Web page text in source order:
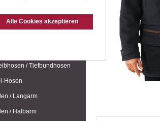
/ Denim
/ Tiefbundhosen
Hosen
/ Langarm
/ Halbarm
Alle Cookies akzeptieren